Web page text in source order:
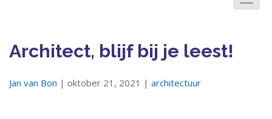
Architect, blijf bij je leest!
Jan van Bon | oktober 21, 2021 | architectuur